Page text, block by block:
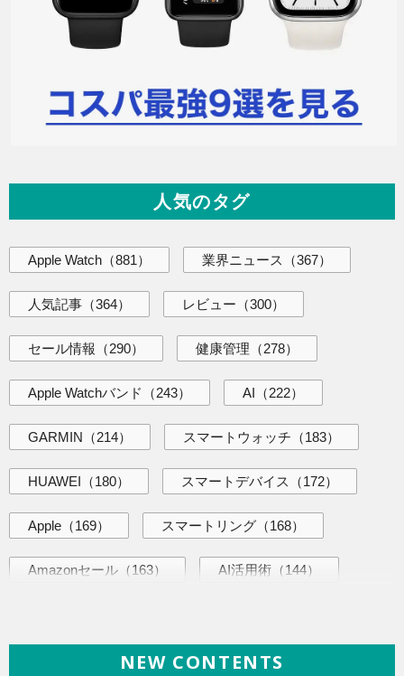
人気のタグ
Apple Watch （881） 業界ニュース （367）
人気記事 （364） レビュー （300）
セール情報 （290） 健康管理 （278）
Apple Watchバンド （243） AI （222）
GARMIN （214） スマートウォッチ （183）
HUAWEI （180） スマートデバイス （172）
Apple （169） スマートリング （168）
Amazonセール （163） AI活用術 （144）
（138） Galaxy（136）
NEW CONTENTS